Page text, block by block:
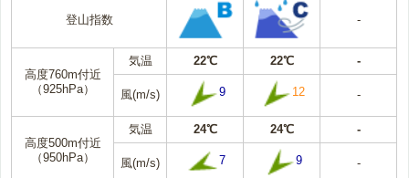
登山指数 -
高度760m付近
（925hPa）
気温 22℃ 22℃ -
風(m/s) 9 12 -
高度500m付近
（950hPa）
気温 24℃ 24℃ -
風(m/s) 7 9 -